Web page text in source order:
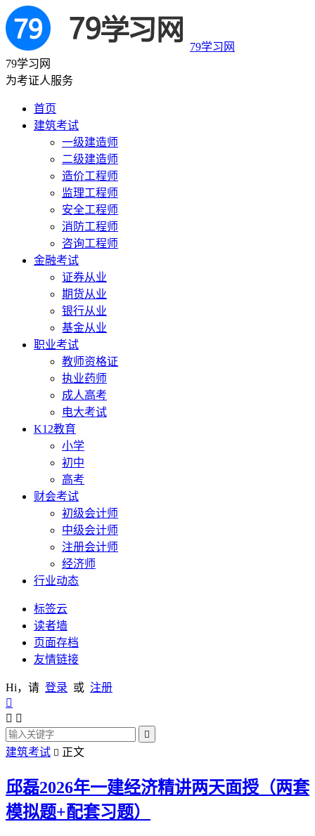
79学习网
79学习网
为考证人服务
首页
建筑考试
一级建造师
二级建造师
造价工程师
监理工程师
安全工程师
消防工程师
咨询工程师
金融考试
证券从业
期货从业
银行从业
基金从业
职业考试
教师资格证
执业药师
成人高考
电大考试
K12教育
小学
初中
高考
财会考试
初级会计师
中级会计师
注册会计师
经济师
行业动态
标签云
读者墙
页面存档
友情链接
Hi，请 登录 或 注册

 

建筑考试  正文
邱磊2026年一建经济精讲两天面授（两套
模拟题+配套习题）